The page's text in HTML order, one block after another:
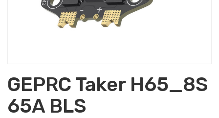
GEPRC Taker H65_8S
65A BLS